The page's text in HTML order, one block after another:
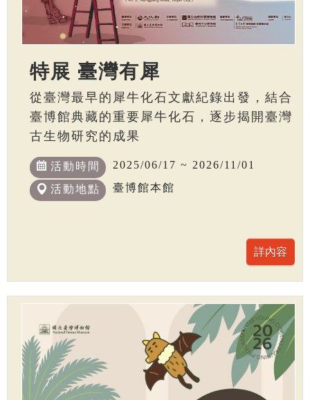
特展 臺灣有犀
從臺灣最早的犀牛化石文獻紀錄出發，結合
臺博館典藏的重要犀牛化石，逐步揭開臺灣
古生物研究的成果
活動時間 2025/06/17 ~ 2026/11/01
活動地點 臺博館本館